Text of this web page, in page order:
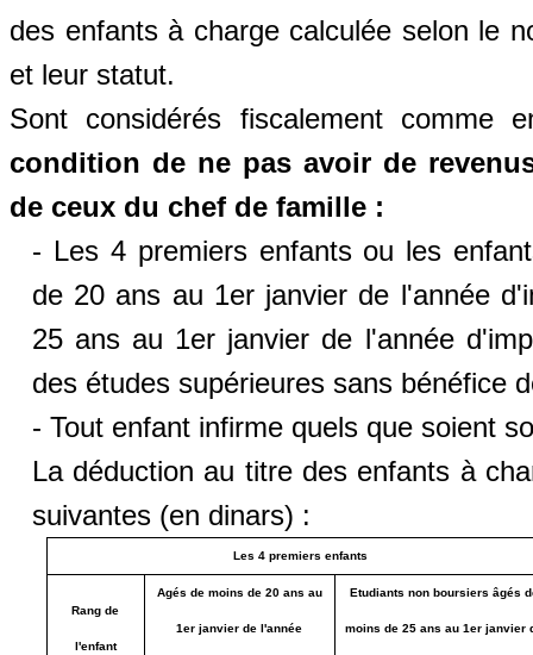
des enfants à charge calculée selon le
et leur statut.
Sont considérés fiscalement
condition de ne pas avoir de
de ceux du chef de famille :
- Les 4 premiers enfants ou les
de 20 ans au 1er janvier de l'année
25 ans au 1er janvier de l'année
des études supérieures sans bénéfice
- Tout enfant infirme quels que soient
La déduction au titre des enfants à
suivantes (en dinars) :
Les 4 premiers enfants
Rang de
l'enfant
Agés de moins de 20 ans au
1er janvier de l'année
Etudiants non boursiers âgés
moins de 25 ans au 1er janvier